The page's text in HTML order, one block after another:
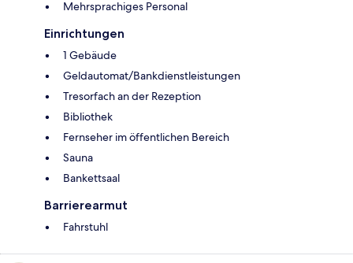
Mehrsprachiges Personal
Einrichtungen
1 Gebäude
Geldautomat/Bankdienstleistungen
Tresorfach an der Rezeption
Bibliothek
Fernseher im öffentlichen Bereich
Sauna
Bankettsaal
Barrierearmut
Fahrstuhl